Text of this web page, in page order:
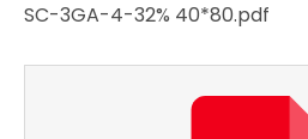
SC-3GA-4-32% 40*80.pdf